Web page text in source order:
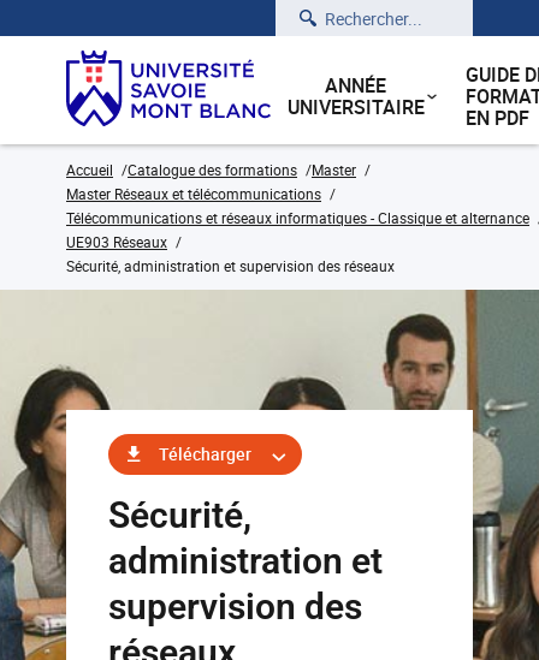
Rechercher
ANNÉE
UNIVERSITAIRE
GUIDE
EN PDF
Accueil Catalogue des formations
Master
Master Réseaux et télécommunications
Télécommunications et réseaux informatiques - Classique et alternance
UE903 Réseaux
Sécurité, administration et supervision des réseaux
Télécharger
Sécurité,
administration et
supervision des